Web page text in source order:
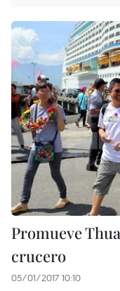
Promueve
crucero
05/01/2017 10:10